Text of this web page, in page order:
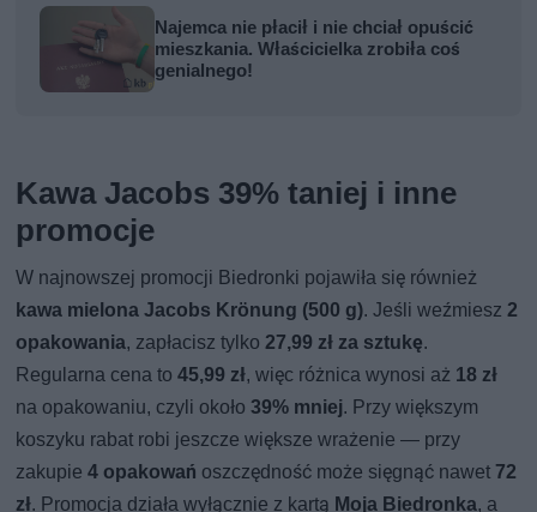
Najemca nie płacił i nie chciał opuścić
mieszkania. Właścicielka zrobiła coś
genialnego!
Kawa Jacobs 39% taniej i inne
promocje
W najnowszej promocji Biedronki pojawiła się również
kawa mielona Jacobs Krönung (500 g). Jeśli weźmiesz2
opakowania, zapłacisz tylko27,99 zł za sztukę.
Regularna cena to45,99 zł, więc różnica wynosi aż 18 zł
na opakowaniu, czyli około39% mniej. Przy większym
koszyku rabat robi jeszcze większe wrażenie — przy
zakupie4 opakowań oszczędność może sięgnąć nawet 72
zł. Promocja działa wyłącznie z kartą Moja Biedronka, a